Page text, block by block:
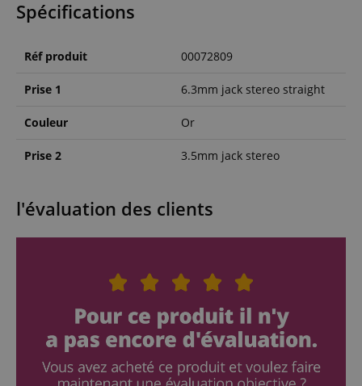
Spécifications
Réf produit 00072809
Prise 1 6.3mm jack stereo straight
Couleur Or
Prise 2 3.5mm jack stereo
l'évaluation des clients